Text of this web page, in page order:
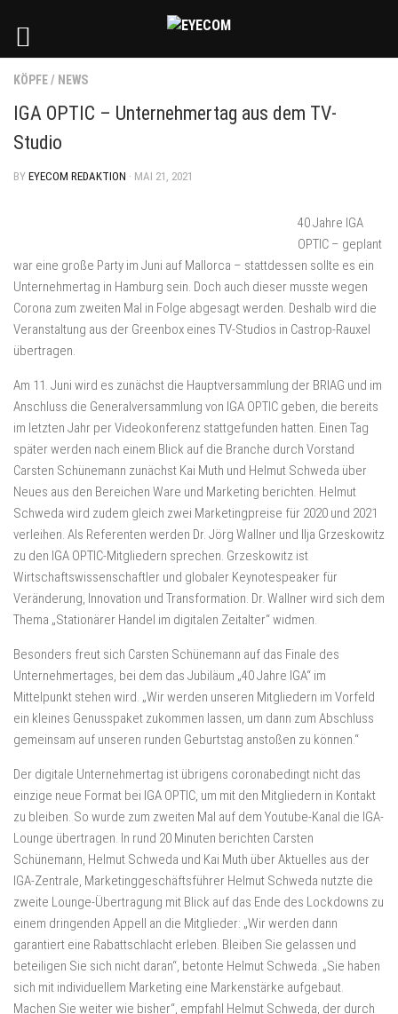
KÖPFE/ NEWS
IGA OPTIC – Unternehmertag aus dem TV-
Studio
BY EYECOM REDAKTION · MAI 21, 2021
40 Jahre IGA
OPTIC – geplant
war eine große Party im Juni auf Mallorca – stattdessen sollte es ein
Unternehmertag in Hamburg sein. Doch auch dieser musste wegen
Corona zum zweiten Mal in Folge abgesagt werden. Deshalb wird die
Veranstaltung aus der Greenbox eines TV-Studios in Castrop-Rauxel
übertragen.
Am 11. Juni wird es zunächst die Hauptversammlung der BRIAG und im
Anschluss die Generalversammlung von IGA OPTIC geben, die bereits
im letzten Jahr per Videokonferenz stattgefunden hatten. Einen Tag
später werden nach einem Blick auf die Branche durch Vorstand
Carsten Schünemann zunächst Kai Muth und Helmut Schweda über
Neues aus den Bereichen Ware und Marketing berichten. Helmut
Schweda wird zudem gleich zwei Marketingpreise für 2020 und 2021
verleihen. Als Referenten werden Dr. Jörg Wallner und Ilja Grzeskowitz
zu den IGA OPTIC-Mitgliedern sprechen. Grzeskowitz ist
Wirtschaftswissenschaftler und globaler Keynotespeaker für
Veränderung, Innovation und Transformation. Dr. Wallner wird sich dem
Thema „Stationärer Handel im digitalen Zeitalter“ widmen.
Besonders freut sich Carsten Schünemann auf das Finale des
Unternehmertages, bei dem das Jubiläum „40 Jahre IGA“ im
Mittelpunkt stehen wird. „Wir werden unseren Mitgliedern im Vorfeld
ein kleines Genusspaket zukommen lassen, um dann zum Abschluss
gemeinsam auf unseren runden Geburtstag anstoßen zu können.“
Der digitale Unternehmertag ist übrigens coronabedingt nicht das
einzige neue Format bei IGA OPTIC, um mit den Mitgliedern in Kontakt
zu bleiben. So wurde zum zweiten Mal auf dem Youtube-Kanal die IGA-
Lounge übertragen. In rund 20 Minuten berichten Carsten
Schünemann, Helmut Schweda und Kai Muth über Aktuelles aus der
IGA-Zentrale, Marketinggeschäftsführer Helmut Schweda nutzte die
zweite Lounge-Übertragung mit Blick auf das Ende des Lockdowns zu
einem dringenden Appell an die Mitglieder: „Wir werden dann
garantiert eine Rabattschlacht erleben. Bleiben Sie gelassen und
beteiligen Sie sich nicht daran“, betonte Helmut Schweda. „Sie haben
sich mit individuellem Marketing eine Markenstärke aufgebaut.
Machen Sie weiter wie bisher“, empfahl Helmut Schweda, der durch